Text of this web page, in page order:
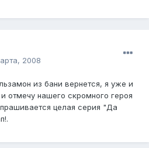
2008
из бани вернется, я уже и
отмечу нашего скромного героя
целая серия "Да